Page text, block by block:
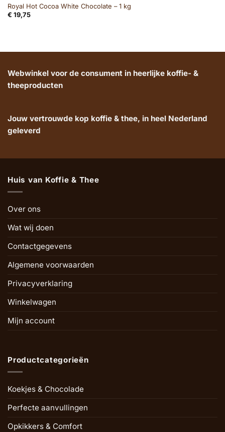
Royal Hot Cocoa White Chocolate – 1 kg
€ 19,75
Webwinkel voor de consument in heerlijke koffie- &
theeproducten
Jouw vertrouwde kop koffie & thee, in heel Nederland
geleverd
Huis van Koffie & Thee
Over ons
Wat wij doen
Contactgegevens
Algemene voorwaarden
Privacyverklaring
Winkelwagen
Mijn account
Productcategorieën
Koekjes & Chocolade
Perfecte aanvullingen
Opkikkers & Comfort